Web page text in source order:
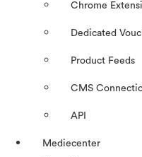
Chrome
Dedicated
Product Feeds
CMS
API
Mediecenter